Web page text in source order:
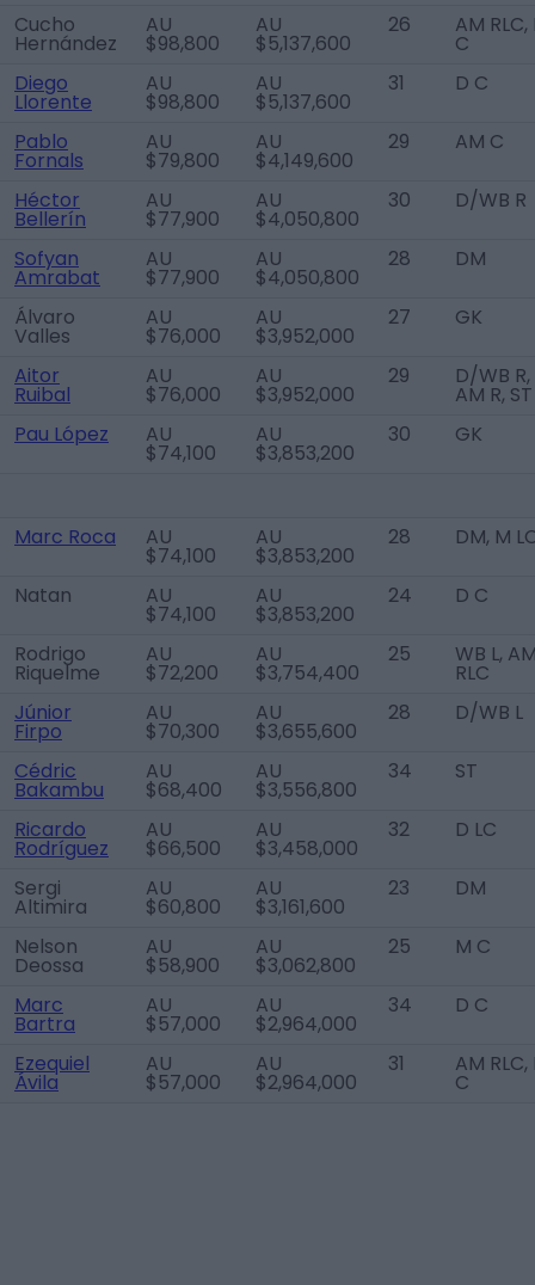
Cucho
Hernández
AU
$98,800
AU
$5,137,600
26 AM RLC,
C
Diego
Llorente
AU
$98,800
AU
$5,137,600
31 D C
Pablo
Fornals
AU
$79,800
AU
$4,149,600
29 AM C
Héctor
Bellerín
AU
$77,900
AU
$4,050,800
30 D/WB R
Sofyan
Amrabat
AU
$77,900
AU
$4,050,800
28 DM
Álvaro
Valles
AU
$76,000
AU
$3,952,000
27 GK
Aitor
Ruibal
AU
$76,000
AU
$3,952,000
29 D/WB R,
AM R, ST
Pau López
AU
$74,100
AU
$3,853,200
30 GK
Marc Roca AU
$74,100
AU
$3,853,200
28 DM, M
Natan AU
$74,100
AU
$3,853,200
24 D C
Rodrigo
Riquelme
AU
$72,200
AU
$3,754,400
25 WB L,
RLC
Júnior
Firpo
AU
$70,300
AU
$3,655,600
28 D/WB L
Cédric
Bakambu
AU
$68,400
AU
$3,556,800
34 ST
Ricardo
Rodríguez
AU
$66,500
AU
$3,458,000
32 D LC
Sergi
Altimira
AU
$60,800
AU
$3,161,600
23 DM
Nelson
Deossa
AU
$58,900
AU
$3,062,800
25 M C
Marc
Bartra
AU
$57,000
AU
$2,964,000
34 D C
Ezequiel
Ávila
AU
$57,000
AU
$2,964,000
31 AM RLC,
C